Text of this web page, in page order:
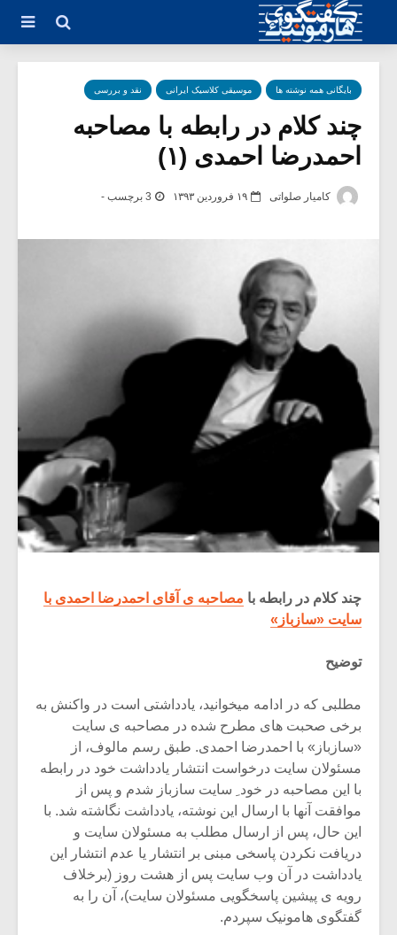
بایگانی همه نوشته ها موسیقی کلاسیک ایرانی نقد و بررسی
چند کلام در رابطه با مصاحبه
احمدرضا احمدی (۱)
کامیار صلواتی ۱۹ فروردین ۱۳۹۳ 3 برچسب -
چند کلام در رابطه با مصاحبه ی آقای احمدرضا احمدی با
سایت «سازباز»
توضیح
مطلبی که در ادامه میخوانید، یادداشتی است در واکنش به
برخی صحبت های مطرح شده در مصاحبه ی سایت
«سازباز» با احمدرضا احمدی. طبق رسم مالوف، از
مسئولان سایت درخواست انتشار یادداشت خود در رابطه
با این مصاحبه در خود ِ سایت سازباز شدم و پس از
موافقت آنها با ارسال این نوشته، یادداشت نگاشته شد. با
این حال، پس از ارسال مطلب به مسئولان سایت و
دریافت نکردن پاسخی مبنی بر انتشار یا عدم انتشار این
یادداشت در آن وب سایت پس از هشت روز (برخلاف
رویه ی پیشین پاسخگویی مسئولان سایت)، آن را به
گفتگوی هامونیک سپردم.